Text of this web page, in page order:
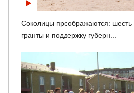
Соколицы преображаются:
гранты и поддержку губерн...